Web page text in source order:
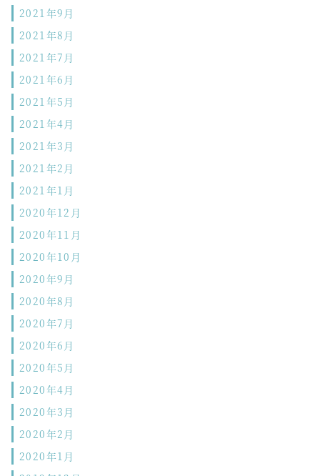
2021年9月
2021年8月
2021年7月
2021年6月
2021年5月
2021年4月
2021年3月
2021年2月
2021年1月
2020年12月
2020年11月
2020年10月
2020年9月
2020年8月
2020年7月
2020年6月
2020年5月
2020年4月
2020年3月
2020年2月
2020年1月